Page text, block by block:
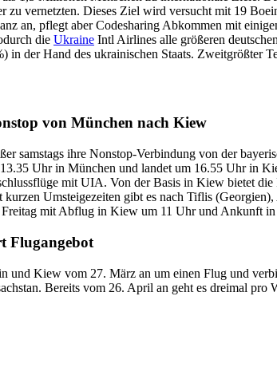
zu vernetzten. Dieses Ziel wird versucht mit 19
an, pflegt aber Codesharing Abkommen mit
die Ukraine Intl Airlines alle größeren
in der Hand des ukrainischen Staats. Zweitgrößter
von München nach Kiew
ihre Nonstop-Verbindung von der
Uhr in München und landet um 16.55 Uhr in
mit UIA. Von der Basis in Kiew bietet
Umsteigezeiten gibt es nach Tiflis
mit Abflug in Kiew um 11 Uhr und Ankunft
Flugangebot
Kiew vom 27. März an um einen Flug und
Bereits vom 26. April an geht es dreimal pro